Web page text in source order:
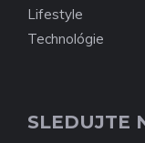
Lifestyle
Technológie
SLEDUJTE